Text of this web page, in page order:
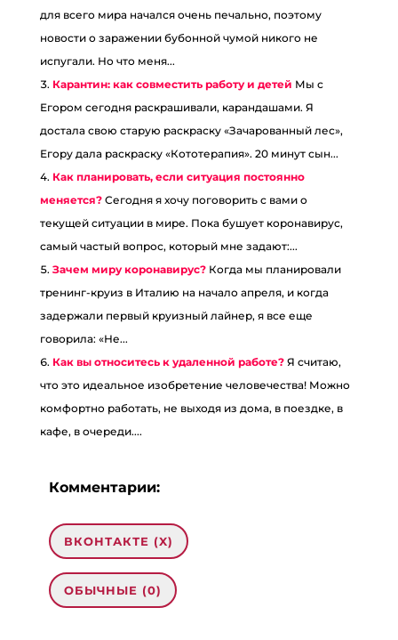
для всего мира начался очень печально, поэтому
новости о заражении бубонной чумой никого не
испугали. Но что меня...
Карантин: как совместить работу и детей Мы с
Егором сегодня раскрашивали, карандашами. Я
достала свою старую раскраску «Зачарованный лес»,
Егору дала раскраску «Кототерапия». 20 минут сын...
Как планировать, если ситуация постоянно
меняется? Сегодня я хочу поговорить с вами о
текущей ситуации в мире. Пока бушует коронавирус,
самый частый вопрос, который мне задают:...
Зачем миру коронавирус? Когда мы планировали
тренинг-круиз в Италию на начало апреля, и когда
задержали первый круизный лайнер, я все еще
говорила: «Не...
Как вы относитесь к удаленной работе? Я считаю,
что это идеальное изобретение человечества! Можно
комфортно работать, не выходя из дома, в поездке, в
кафе, в очереди....
Комментарии:
ВКОНТАКТЕ (X)
ОБЫЧНЫЕ (0)